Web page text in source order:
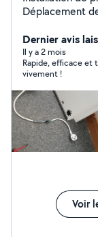
Déplacement
Installation des radiateurs
électriques,
Dernier avis
Il y a 2 mois
Rapide, efficace et
vivement !
Voir